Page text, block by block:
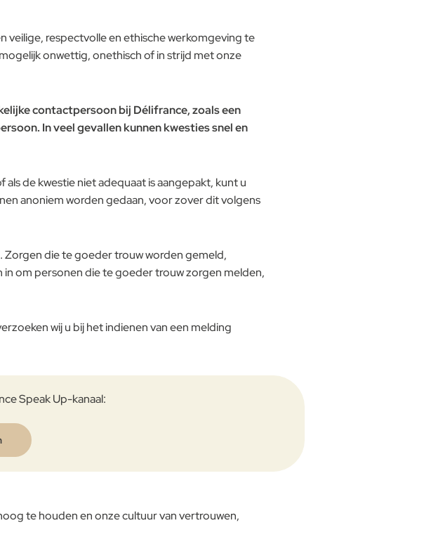
veilige, respectvolle en ethische werkomgeving te
onwettig, onethisch of in strijd met onze
contactpersoon bij Délifrance, zoals een
In veel gevallen kunnen kwesties snel en
de kwestie niet adequaat is aangepakt, kunt u
anoniem worden gedaan, voor zover dit volgens
die te goeder trouw worden gemeld,
om personen die te goeder trouw zorgen melden,
wij u bij het indienen van een melding
Speak Up-kanaal:
te houden en onze cultuur van vertrouwen,